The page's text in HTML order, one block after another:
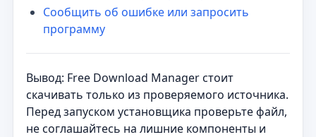
Сообщить об ошибке или запросить
программу
Вывод: Free Download Manager стоит
скачивать только из проверяемого источника.
Перед запуском установщика проверьте файл,
не соглашайтесь на лишние компоненты и